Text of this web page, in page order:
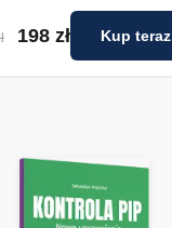
198 zł Kup teraz